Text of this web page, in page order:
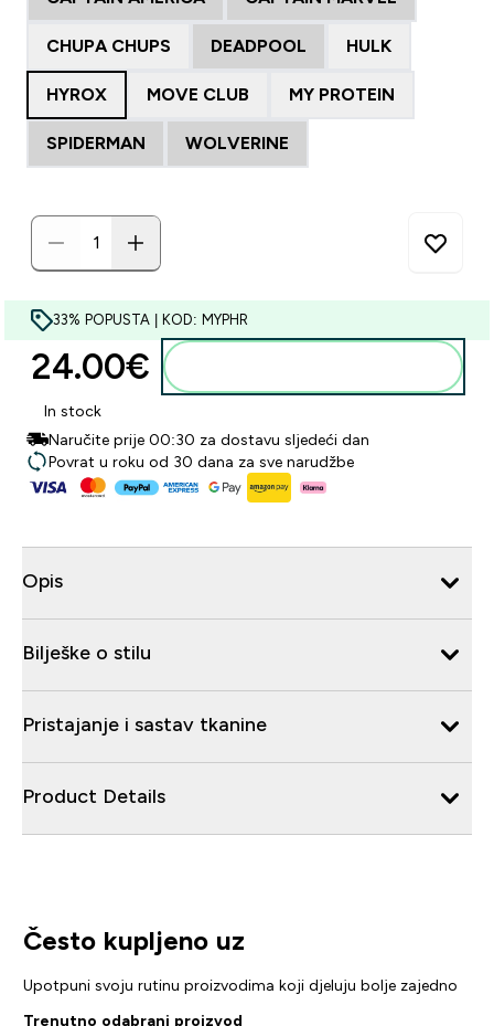
CHUPA CHUPS DEADPOOL HULK
HYROX MOVE CLUB MY PROTEIN
SPIDERMAN WOLVERINE
33% POPUSTA | KOD: MYPHR
24.00€‎
In stock
Naručite prije 00:30 za dostavu sljedeći dan
Povrat u roku od 30 dana za sve narudžbe
Opis
Bilješke o stilu
Pristajanje i sastav tkanine
Product Details
Često kupljeno uz
Upotpuni svoju rutinu proizvodima koji djeluju bolje zajedno
Trenutno odabrani proizvod